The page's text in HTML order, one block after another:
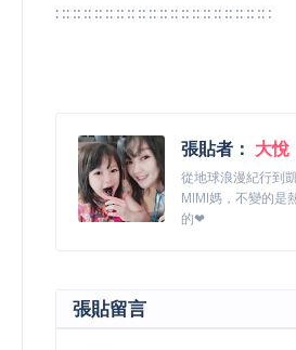
∷∷∷∷∷∷∷∷∷∷∷∷∷∷∷∷∷∷∷∷
張貼者： 大悅
從地球浪漫紀行到
MIMI媽，不變的是
的❤
張貼留言